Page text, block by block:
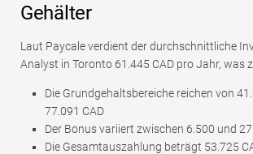
Gehälter
Laut Paycale verdient der durchschnittliche
Analyst in Toronto 61.445 CAD pro Jahr, was
Die Grundgehaltsbereiche reichen von
77.091 CAD
Der Bonus variiert zwischen 6.500 und
Die Gesamtauszahlung beträgt 53.725